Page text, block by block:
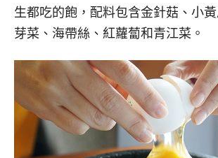
生都吃的飽，配料包含金針菇、小
芽菜、海帶絲、紅蘿蔔和青江菜。